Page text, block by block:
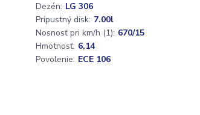
Dezén: LG 306
Prípustný disk: 7.00l
Nosnosť pri km/h (1): 670/15
Hmotnosť: 6,14
Povolenie: ECE 106